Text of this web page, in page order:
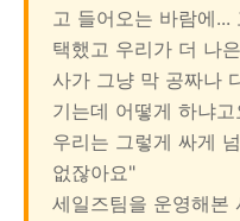
고 들어오는 바람에...
택했고 우리가 더 나
사가 그냥 막 공짜나
기는데 어떻게 하냐고
우리는 그렇게 싸게
없잖아요"
세일즈팀을 운영해본